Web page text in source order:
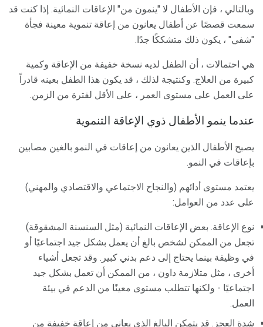
وبالتالي ، فإن الأطفال لا "ينمون من" الإعاقات النمائية. إذا كنت قد
سمعت قصصًا عن أطفال يعانون من إعاقة تنموية معينة فجأة
"شفي" ، يكون ذلك متشككًا جدًا.
هي احتمالات ، أن الطفل لديه نسخة خفيفة من الإعاقة وكمية
كبيرة من العلاج. وكنتيجة لذلك ، قد يكون هذا الطفل بعينه قادراً
على العمل على مستوى العمر ، على الأقل لفترة من الزمن.
عندما ينمو الأطفال ذوي الإعاقة التنموية
يصبح الأطفال الذين يعانون من إعاقات في النمو بالغين مصابين
بإعاقات في النمو.
يعتمد مستوى أدائهم (والنجاح الاجتماعي والاقتصادي والمهني)
على عدد من العوامل:
نوع الإعاقة. بعض الإعاقات النمائية (مثل السنسنة المشقوقة)
تجعل من الممكن لشخص بالغ أن يعمل بشكل جيد اجتماعيًا أو
في وظيفة بينما يحتاج إلى دعم بدني كبير. وقد تجعل أشياء
أخرى ، مثل متلازمة داون ، من الممكن أن تعمل بشكل جيد
اجتماعيًا - ولكنها تتطلب مستوى معينًا من الدعم في بيئة
العمل.
شدة العجز. قد يتمكن البالغ الذي يعاني من إعاقة خفيفة من